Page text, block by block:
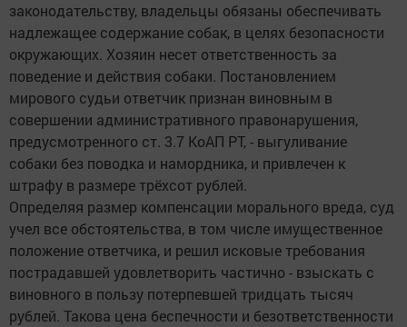
законодательству, владельцы обязаны обеспечивать
надлежащее содержание собак, в целях безопасности
окружающих. Хозяин несет ответственность за
поведение и действия собаки. Постановлением
мирового судьи ответчик признан виновным в
совершении административного правонарушения,
предусмотренного ст. 3.7 КоАП РТ, - выгуливание
собаки без поводка и намордника, и привлечен к
штрафу в размере трёхсот рублей.
Определяя размер компенсации морального вреда, суд
учел все обстоятельства, в том числе имущественное
положение ответчика, и решил исковые требования
пострадавшей удовлетворить частично - взыскать с
виновного в пользу потерпевшей тридцать тысяч
рублей. Такова цена беспечности и безответственности